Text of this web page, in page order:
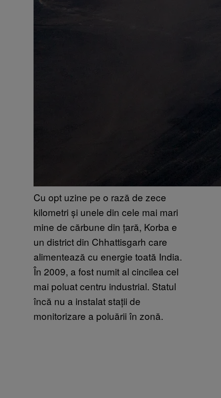
Cu opt uzine pe o rază de zece
kilometri și unele din cele mai mari
mine de cărbune din țară, Korba e
un district din Chhattisgarh care
alimentează cu energie toată India.
În 2009, a fost numit al cincilea cel
mai poluat centru industrial. Statul
încă nu a instalat stații de
monitorizare a poluării în zonă.